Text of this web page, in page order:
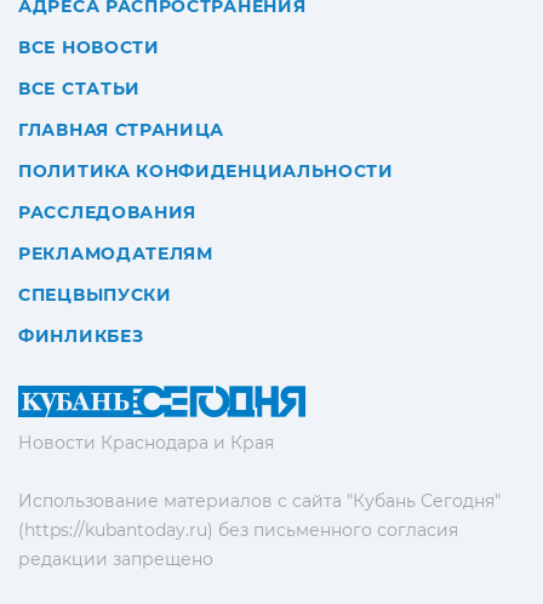
Новости Краснодара и Края
Использование материалов с сайта "Кубань Сегодня"
(https://kubantoday.ru) без письменного согласия
редакции запрещено
АДРЕСА РАСПРОСТРАНЕНИЯ
ВСЕ НОВОСТИ
ВСЕ СТАТЬИ
ГЛАВНАЯ СТРАНИЦА
ПОЛИТИКА КОНФИДЕНЦИАЛЬНОСТИ
РАССЛЕДОВАНИЯ
РЕКЛАМОДАТЕЛЯМ
СПЕЦВЫПУСКИ
ФИНЛИКБЕЗ